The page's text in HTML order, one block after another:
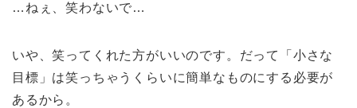
…ねぇ、笑わないで…
いや、笑ってくれた方がいいのです。だって「小さな
目標」は笑っちゃうくらいに簡単なものにする必要が
あるから。